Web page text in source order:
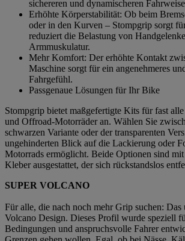
sichereren und dynamischeren
Erhöhte Körperstabilität: Ob beim
oder in den Kurven – Stompgrip sorgt
reduziert die Belastung von
Armmuskulatur.
Mehr Komfort: Der erhöhte Kontakt
Maschine sorgt für ein angenehmeres
Fahrgefühl.
Passgenaue Lösungen für Ihr Bike
Stompgrip bietet maßgefertigte Kits für fast
und Offroad-Motorräder an. Wählen Sie
schwarzen Variante oder der transparenten
ungehinderten Blick auf die Lackierung oder
Motorrads ermöglicht. Beide Optionen sind
Kleber ausgestattet, der sich rückstandslos
SUPER VOLCANO
Für alle, die nach noch mehr Grip suchen: Das
Volcano Design. Dieses Profil wurde speziell
Bedingungen und anspruchsvolle Fahrer